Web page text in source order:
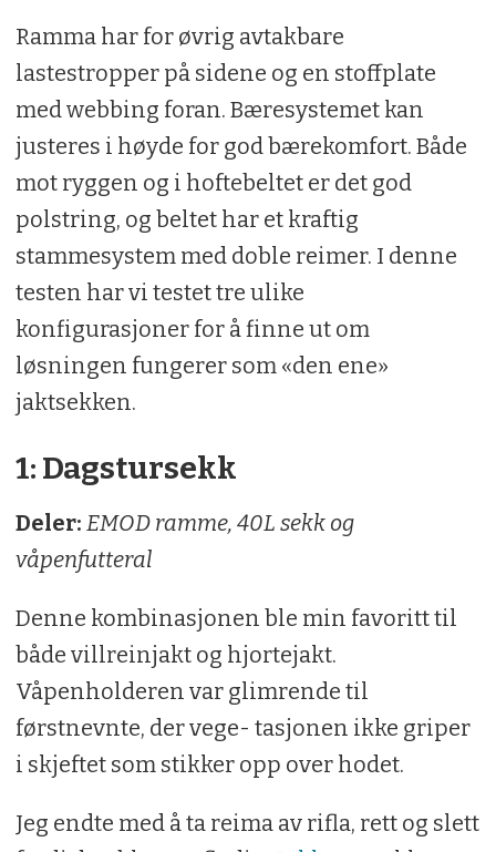
Ramma har for øvrig avtakbare
lastestropper på sidene og en stoffplate
med webbing foran. Bæresystemet kan
justeres i høyde for god bærekomfort. Både
mot ryggen og i hoftebeltet er det god
polstring, og beltet har et kraftig
stammesystem med doble reimer. I denne
testen har vi testet tre ulike
konfigurasjoner for å finne ut om
løsningen fungerer som «den ene»
jaktsekken.
1: Dagstursekk
Deler: EMOD ramme, 40L sekk og
våpenfutteral
Denne kombinasjonen ble min favoritt til
både villreinjakt og hjortejakt.
Våpenholderen var glimrende til
førstnevnte, der vege- tasjonen ikke griper
i skjeftet som stikker opp over hodet.
Jeg endte med å ta reima av rifla, rett og slett